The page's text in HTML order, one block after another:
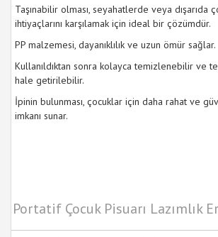
Taşınabilir olması, seyahatlerde veya dışarıda
ihtiyaçlarını karşılamak için ideal bir çözümdür.
PP malzemesi, dayanıklılık ve uzun ömür sağlar.
Kullanıldıktan sonra kolayca temizlenebilir ve
hale getirilebilir.
İpinin bulunması, çocuklar için daha rahat ve
imkanı sunar.
Portatif Çocuk Pisuarı Lazımlık